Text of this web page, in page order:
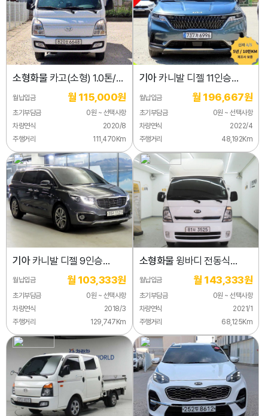
소형화물 카고(소형) 1.0톤/
슈퍼캡/초장축/(CRDi)
월납입금 월 115,000원
초기부담금
0원 ~ 선택사항
차량연식
2020/8
주행거리
111,470Km
기아카니발 디젤 11인승
노블레스
월납입금 월 196,667원
초기부담금
0원 ~ 선택사항
차량연식
2022/4
주행거리
48,192Km
기아카니발 디젤 9인승
노블레스 스페셜
월납입금 월 103,333원
초기부담금
0원 ~ 선택사항
차량연식
2018/3
주행거리
129,747Km
소형화물 윙바디 전동식
1.0톤/킹캡/초장축
월납입금 월 143,333원
초기부담금
0원 ~ 선택사항
차량연식
2021/1
주행거리
68,125Km